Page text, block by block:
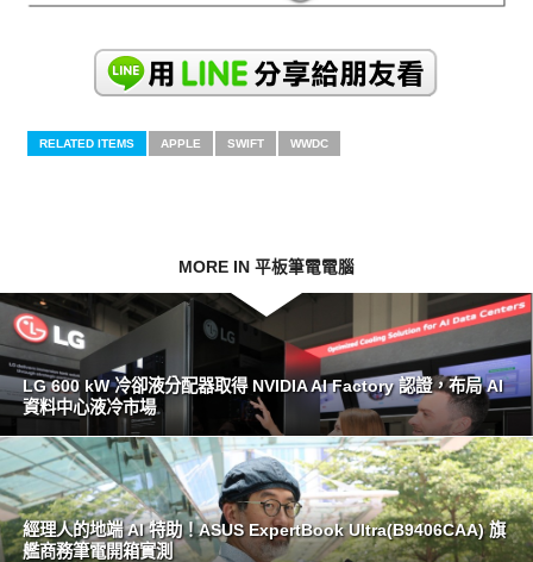
RELATED ITEMS APPLE SWIFT WWDC
MORE IN 平板筆電電腦
LG 600 kW 冷卻液分配器取得 NVIDIA AI Factory 認證，布局 AI
資料中心液冷市場
經理人的地端 AI 特助！ASUS ExpertBook Ultra(B9406CAA) 旗
艦商務筆電開箱實測